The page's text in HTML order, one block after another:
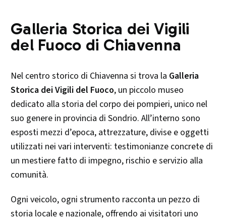
Galleria Storica dei Vigili
del Fuoco di Chiavenna
Nel centro storico di Chiavenna si trova la Galleria
Storica dei Vigili del Fuoco, un piccolo museo
dedicato alla storia del corpo dei pompieri, unico nel
suo genere in provincia di Sondrio. All’interno sono
esposti mezzi d’epoca, attrezzature, divise e oggetti
utilizzati nei vari interventi: testimonianze concrete di
un mestiere fatto di impegno, rischio e servizio alla
comunità.
Ogni veicolo, ogni strumento racconta un pezzo di
storia locale e nazionale, offrendo ai visitatori uno